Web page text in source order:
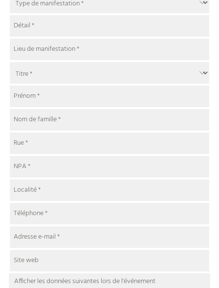
Détail*
Lieu de manifestation*
Prénom*
Nom de famille*
Rue*
NPA*
Localité*
Téléphone*
Adresse e-mail*
Site web
Afficher les données suivantes lors de l'événement